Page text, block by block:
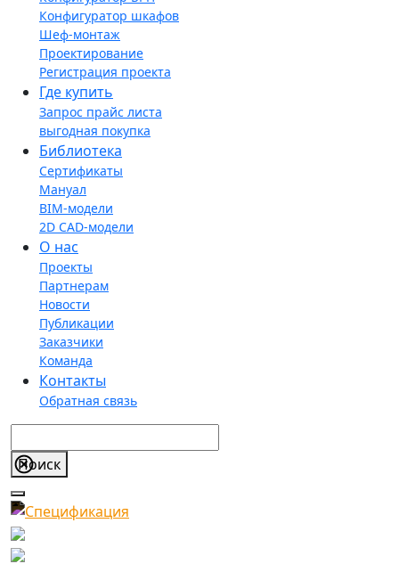
Конфигуратор шкафов
Шеф-монтаж
Проектирование
Регистрация проекта
Где купить
Запрос прайс листа
выгодная покупка
Библиотека
Сертификаты
Мануал
BIM-модели
2D CAD-модели
О нас
Проекты
Партнерам
Новости
Публикации
Заказчики
Команда
Контакты
Обратная связь